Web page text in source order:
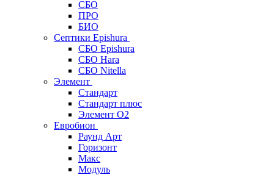
СБО
ПРО
БИО
Септики Epishura
СБО Epishura
СБО Hara
СБО Nitella
Элемент
Стандарт
Стандарт плюс
Элемент О2
Евробион
Раунд Арт
Горизонт
Макс
Модуль